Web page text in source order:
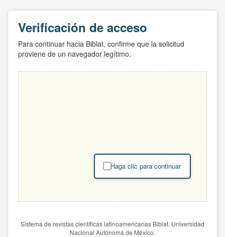
Verificación de acceso
Para continuar hacia Biblat, confirme que la solicitud
proviene de un navegador legítimo.
Haga clic para continuar
Sistema de revistas científicas latinoamericanas Biblat. Universidad
Nacional Autónoma de México.